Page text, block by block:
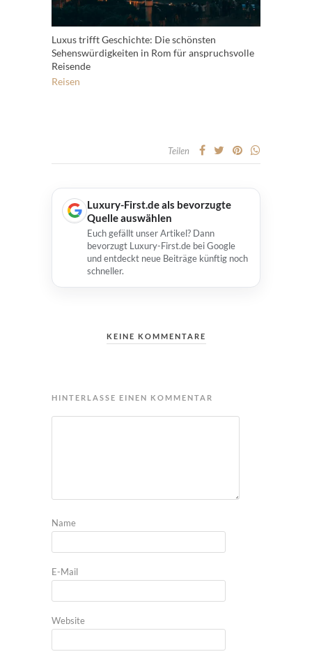
Luxus trifft Geschichte: Die schönsten
Sehenswürdigkeiten in Rom für anspruchsvolle
Reisende
Reisen
Teilen
Luxury-First.de als bevorzugte
Quelle auswählen
Euch gefällt unser Artikel? Dann
bevorzugt Luxury-First.de bei Google
und entdeckt neue Beiträge künftig noch
schneller.
KEINE KOMMENTARE
HINTERLASSE EINEN KOMMENTAR
Name
E-Mail
Website